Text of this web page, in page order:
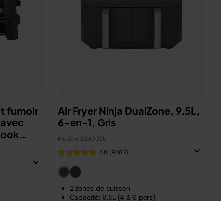
fumoir
Air Fryer Ninja DualZone, 9.5L,
6-en-1, Gris
Modèle: DZ400EU
4.8 (9467)
2 zones de cuisson
Capacité: 9.5L (4 à 6 pers)